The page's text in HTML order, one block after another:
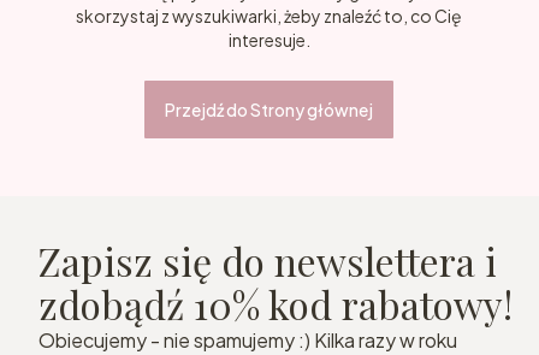
skorzystaj z wyszukiwarki, żeby znaleźć to, co Cię
interesuje.
Przejdź do Strony głównej
Zapisz się do newslettera i
zdobądź 10% kod rabatowy!
Obiecujemy - nie spamujemy :) Kilka razy w roku